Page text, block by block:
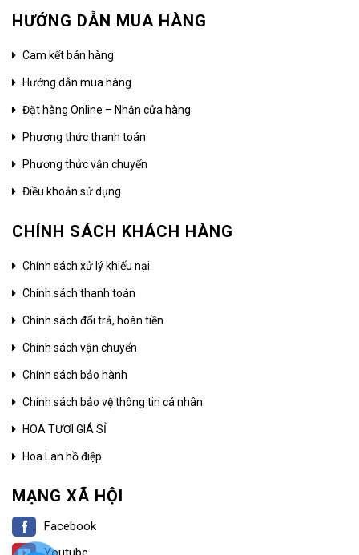
HƯỚNG DẪN MUA HÀNG
Cam kết bán hàng
Hướng dẫn mua hàng
Đặt hàng Online – Nhận cửa hàng
Phương thức thanh toán
Phương thức vận chuyển
Điều khoản sử dụng
CHÍNH SÁCH KHÁCH HÀNG
Chính sách xử lý khiếu nại
Chính sách thanh toán
Chính sách đổi trả, hoàn tiền
Chính sách vận chuyển
Chính sách bảo hành
Chính sách bảo vệ thông tin cá nhân
HOA TƯƠI GIÁ SỈ
Hoa Lan hồ điệp
MẠNG XÃ HỘI
Facebook